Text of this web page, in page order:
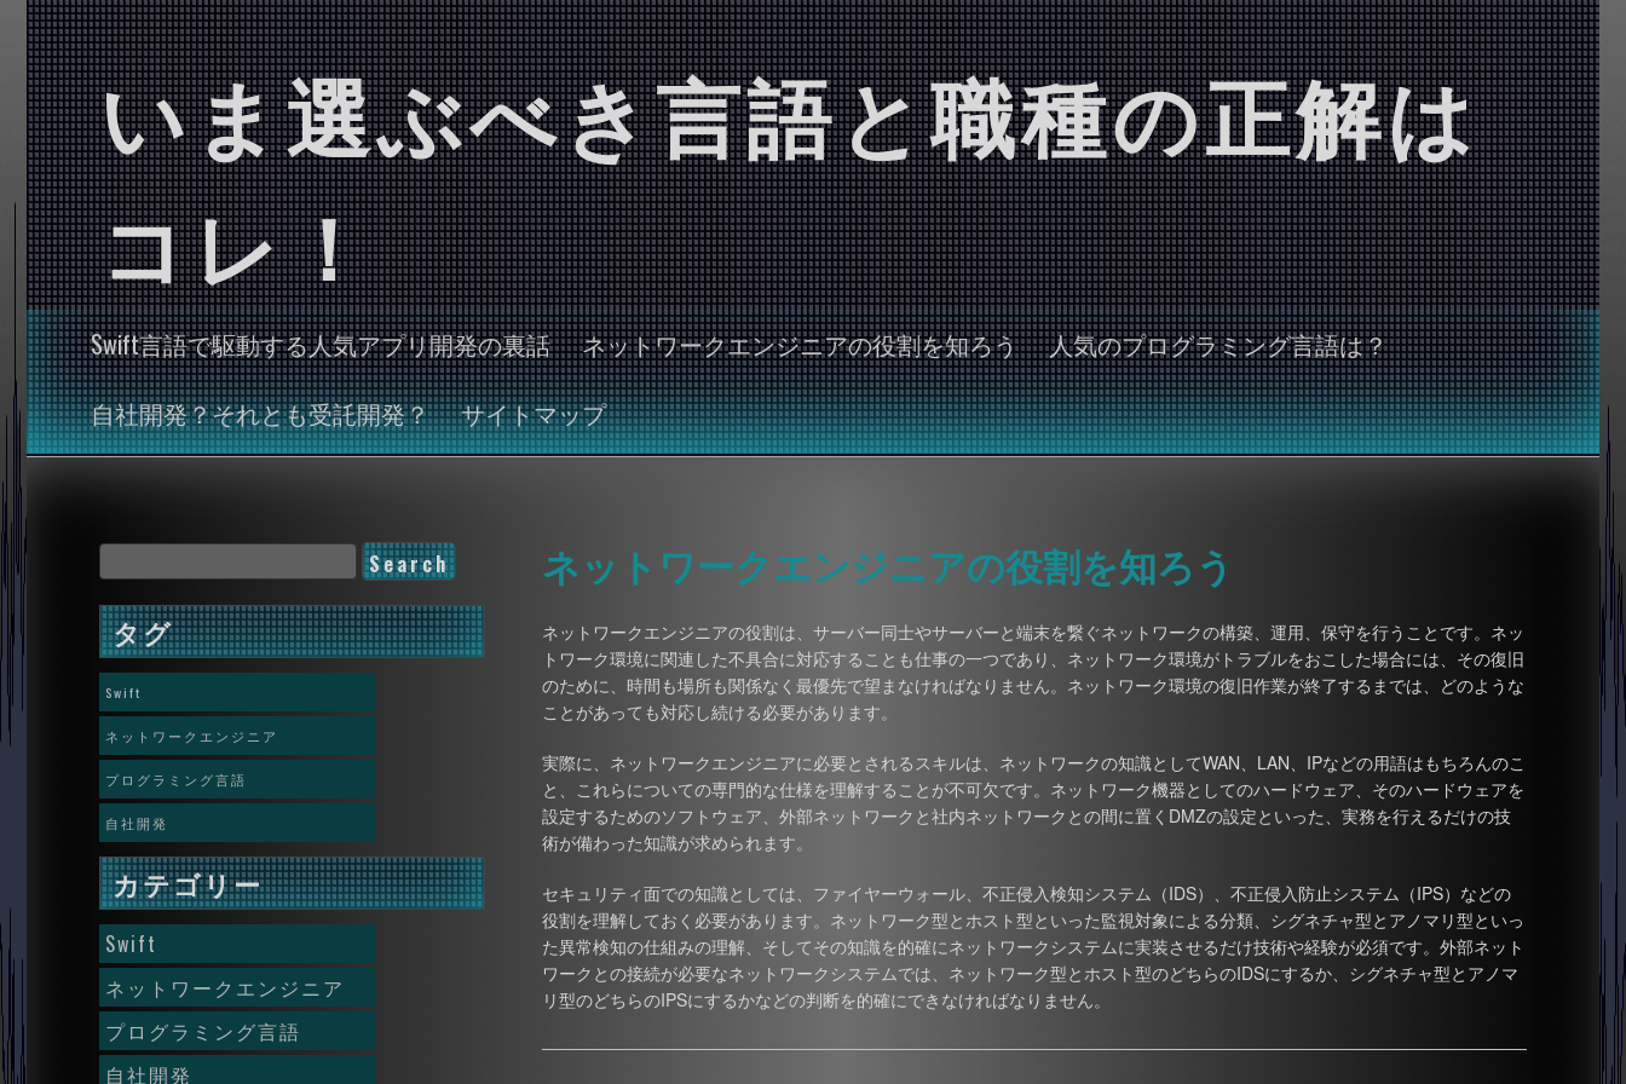
いま選ぶべき言語と職種の正解は
コレ！
Swift言語で駆動する人気アプリ開発の裏話 ネットワークエンジニアの役割を知ろう
人気のプログラミング言語は？
自社開発？それとも受託開発？
サイトマップ
ネットワークエンジニアの役割を知ろう
ネットワークエンジニアの役割は、サーバー同士やサーバーと端末を繋ぐネットワークの構築、運用、保守を行うことです。ネッ
トワーク環境に関連した不具合に対応することも仕事の一つであり、ネットワーク環境がトラブルをおこした場合には、その復旧
のために、時間も場所も関係なく最優先で望まなければなりません。ネットワーク環境の復旧作業が終了するまでは、どのような
ことがあっても対応し続ける必要があります。
実際に、ネットワークエンジニアに必要とされるスキルは、ネットワークの知識としてWAN、LAN、IPなどの用語はもちろんのこ
と、これらについての専門的な仕様を理解することが不可欠です。ネットワーク機器としてのハードウェア、そのハードウェアを
設定するためのソフトウェア、外部ネットワークと社内ネットワークとの間に置くDMZの設定といった、実務を行えるだけの技
術が備わった知識が求められます。
セキュリティ面での知識としては、ファイヤーウォール、不正侵入検知システム（IDS）、不正侵入防止システム（IPS）などの
役割を理解しておく必要があります。ネットワーク型とホスト型といった監視対象による分類、シグネチャ型とアノマリ型といっ
た異常検知の仕組みの理解、そしてその知識を的確にネットワークシステムに実装させるだけ技術や経験が必須です。外部ネット
ワークとの接続が必要なネットワークシステムでは、ネットワーク型とホスト型のどちらのIDSにするか、シグネチャ型とアノマ
リ型のどちらのIPSにするかなどの判断を的確にできなければなりません。
タグ
Swift
ネットワークエンジニア
プログラミング言語
自社開発
カテゴリー
Swift
ネットワークエンジニア
プログラミング言語
自社開発